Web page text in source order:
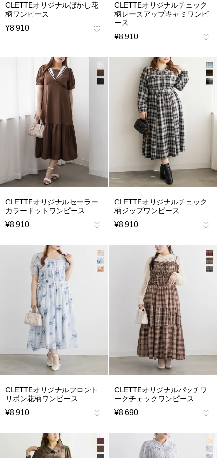
CLETTEオリジナルぼかし花
柄ワンピース
¥8,910
CLETTEオリジナルチェック
柄レースアップキャミワンピ
ース
¥8,910
CLETTEオリジナルセーラー
カラードットワンピース
¥8,910
CLETTEオリジナルチェック
柄ジップワンピース
¥8,910
CLETTEオリジナルフロント
リボン花柄ワンピース
¥8,910
CLETTEオリジナルパッチワ
ークチェックワンピース
¥8,690